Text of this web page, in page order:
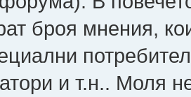
броя мнения,
и т.н.. Моля